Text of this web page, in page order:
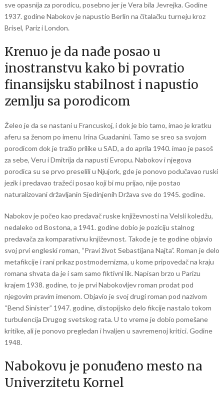
sve opasnija za porodicu, posebno jer je Vera bila Jevrejka. Godine
1937. godine Nabokov je napustio Berlin na čitalačku turneju kroz
Brisel, Pariz i London.
Krenuo je da nađe posao u
inostranstvu kako bi povratio
finansijsku stabilnost i napustio
zemlju sa porodicom
Želeo je da se nastani u Francuskoj, i dok je bio tamo, imao je kratku
aferu sa ženom po imenu Irina Guadanini. Tamo se sreo sa svojom
porodicom dok je tražio prilike u SAD, a do aprila 1940. imao je pasoš
za sebe, Veru i Dmitrija da napusti Evropu. Nabokov i njegova
porodica su se prvo preselili u Njujork, gde je ponovo podučavao ruski
jezik i predavao tražeći posao koji bi mu prijao, nije postao
naturalizovani državljanin Sjedinjenih Država sve do 1945. godine.
Nabokov je počeo kao predavač ruske književnosti na Velsli koledžu,
nedaleko od Bostona, a 1941. godine dobio je poziciju stalnog
predavača za komparativnu književnost. Takođe je te godine objavio
svoj prvi engleski roman, “Pravi život Sebastijana Najta”. Roman je delo
metafikcije i rani prikaz postmodernizma, u kome pripovedač na kraju
romana shvata da je i sam samo fiktivni lik. Napisan brzo u Parizu
krajem 1938. godine, to je prvi Nabokovljev roman prodat pod
njegovim pravim imenom. Objavio je svoj drugi roman pod nazivom
“Bend Sinister” 1947. godine, distopijsko delo fikcije nastalo tokom
turbulencija Drugog svetskog rata. U to vreme je dobio pomešane
kritike, ali je ponovo pregledan i hvaljen u savremenoj kritici. Godine
1948.
Nabokovu je ponuđeno mesto na
Univerzitetu Kornel